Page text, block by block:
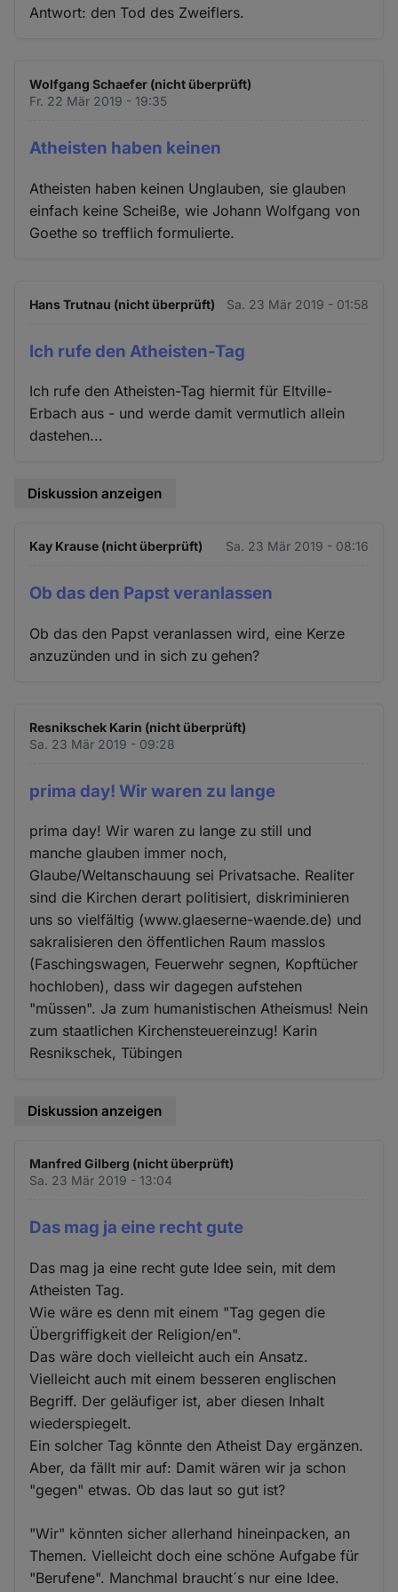
Antwort: den Tod des Zweiflers.
Wolfgang Schaefer (nicht überprüft)
Fr. 22 Mär 2019 - 19:35
Atheisten haben keinen
Atheisten haben keinen Unglauben, sie glauben
einfach keine Scheiße, wie Johann Wolfgang von
Goethe so trefflich formulierte.
Hans Trutnau (nicht überprüft) Sa. 23 Mär 2019 - 01:58
Ich rufe den Atheisten-Tag
Ich rufe den Atheisten-Tag hiermit für Eltville-
Erbach aus - und werde damit vermutlich allein
dastehen...
Diskussion anzeigen
Kay Krause (nicht überprüft) Sa. 23 Mär 2019 - 08:16
Ob das den Papst veranlassen
Ob das den Papst veranlassen wird, eine Kerze
anzuzünden und in sich zu gehen?
Resnikschek Karin (nicht überprüft)
Sa. 23 Mär 2019 - 09:28
prima day! Wir waren zu lange
prima day! Wir waren zu lange zu still und
manche glauben immer noch,
Glaube/Weltanschauung sei Privatsache. Realiter
sind die Kirchen derart politisiert, diskriminieren
uns so vielfältig (www.glaeserne-waende.de) und
sakralisieren den öffentlichen Raum masslos
(Faschingswagen, Feuerwehr segnen, Kopftücher
hochloben), dass wir dagegen aufstehen
"müssen". Ja zum humanistischen Atheismus! Nein
zum staatlichen Kirchensteuereinzug! Karin
Resnikschek, Tübingen
Diskussion anzeigen
Manfred Gilberg (nicht überprüft)
Sa. 23 Mär 2019 - 13:04
Das mag ja eine recht gute
Das mag ja eine recht gute Idee sein, mit dem
Atheisten Tag.
Wie wäre es denn mit einem "Tag gegen die
Übergriffigkeit der Religion/en".
Das wäre doch vielleicht auch ein Ansatz.
Vielleicht auch mit einem besseren englischen
Begriff. Der geläufiger ist, aber diesen Inhalt
wiederspiegelt.
Ein solcher Tag könnte den Atheist Day ergänzen.
Aber, da fällt mir auf: Damit wären wir ja schon
"gegen" etwas. Ob das laut so gut ist?
"Wir" könnten sicher allerhand hineinpacken, an
Themen. Vielleicht doch eine schöne Aufgabe für
"Berufene". Manchmal braucht´s nur eine Idee.